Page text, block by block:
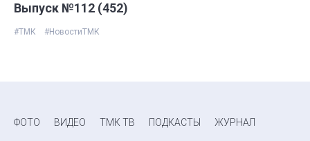
Выпуск №112 (452)
#ТМК #НовостиТМК
ФОТО ВИДЕО ТМК ТВ ПОДКАСТЫ ЖУРНАЛ